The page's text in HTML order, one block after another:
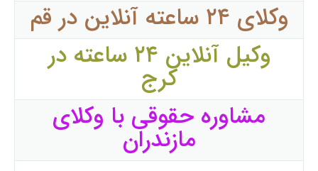
وکلای ۲۴ ساعته آنلاین در قم
وکیل آنلاین ۲۴ ساعته در
کرج
مشاوره حقوقی با وکلای
مازندران